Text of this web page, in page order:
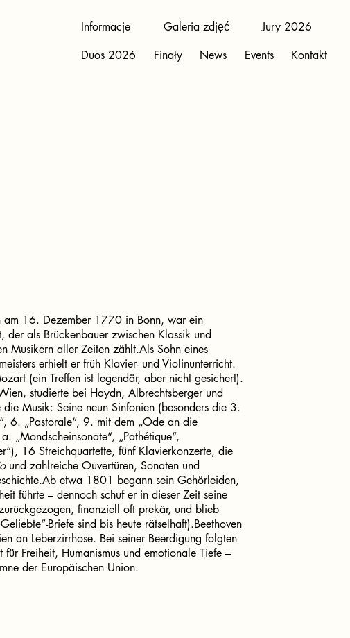
Informacje Galeria zdjęć
Jury 2026
Duos 2026
Finały News Events Kontakt
am 16. Dezember 1770 in Bonn, war ein
der als Brückenbauer zwischen Klassik und
Musikern aller Zeiten zählt.Als Sohn eines
erhielt er früh Klavier- und Violinunterricht.
(ein Treffen ist legendär, aber nicht gesichert).
studierte bei Haydn, Albrechtsberger und
Musik: Seine neun Sinfonien (besonders die 3.
6. „Pastorale“, 9. mit dem „Ode an die
„Mondscheinsonate“, „Pathétique“,
16 Streichquartette, fünf Klavierkonzerte, die
und zahlreiche Ouvertüren, Sonaten und
etwa 1801 begann sein Gehörleiden,
führte – dennoch schuf er in dieser Zeit seine
finanziell oft prekär, und blieb
Briefe sind bis heute rätselhaft).Beethoven
an Leberzirrhose. Bei seiner Beerdigung folgten
für Freiheit, Humanismus und emotionale Tiefe –
der Europäischen Union.